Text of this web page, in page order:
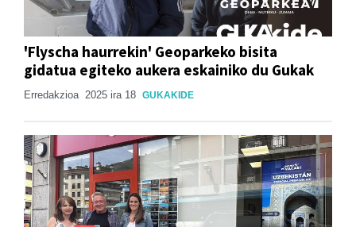
'Flyscha haurrekin' Geoparkeko bisita
gidatua egiteko aukera eskainiko du Gukak
Erredakzioa 2025 ira 18 GUKAKIDE